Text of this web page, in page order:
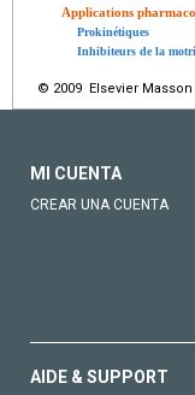
Applications
Prokinétiques
Inhibiteurs de la
© 2009 Elsevier
MI CUENTA
CREAR UNA CUENTA
AIDE & SUPPORT